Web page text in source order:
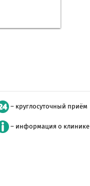
– круглосуточный приём
– информация о клинике